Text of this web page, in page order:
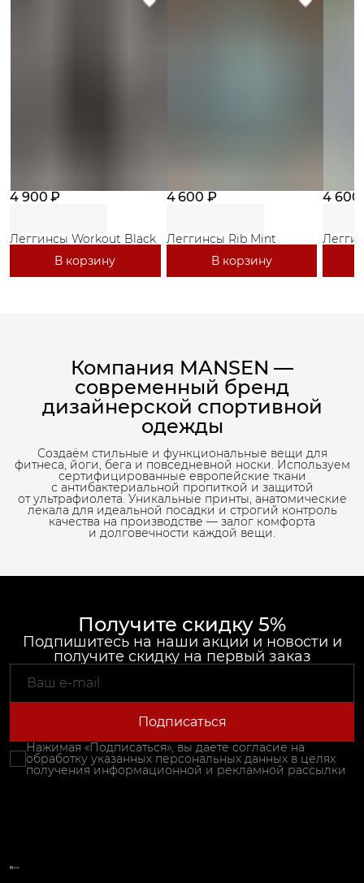
4 900 ₽
Леггинсы Workout Black
В корзину
4 600 ₽
Леггинсы Rib Mint
В корзину
4 600
Компания MANSEN —
современный бренд
дизайнерской спортивной
одежды
Создаём стильные и функциональные вещи для
фитнеса, йоги, бега и повседневной носки. Используем
сертифицированные европейские ткани
с антибактериальной пропиткой и защитой
от ультрафиолета. Уникальные принты, анатомические
лекала для идеальной посадки и строгий контроль
качества на производстве — залог комфорта
и долговечности каждой вещи.
Получите скидку 5%
Подпишитесь на наши акции и новости и
получите скидку на первый заказ
Подписаться
Нажимая «Подписаться», вы даете согласие на
обработку указанных персональных данных в целях
получения информационной и рекламной рассылки